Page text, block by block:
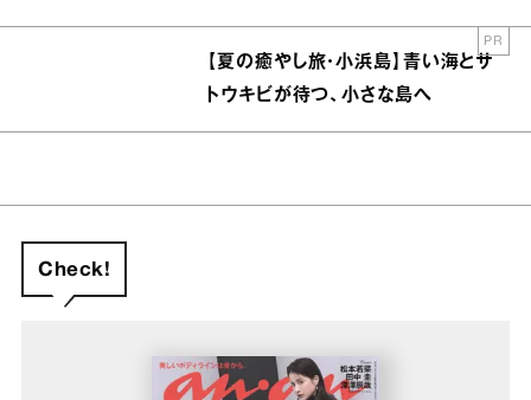
【夏の癒やし旅・小浜島】青い海とサ
トウキビが待つ、小さな島へ
PR
Check!